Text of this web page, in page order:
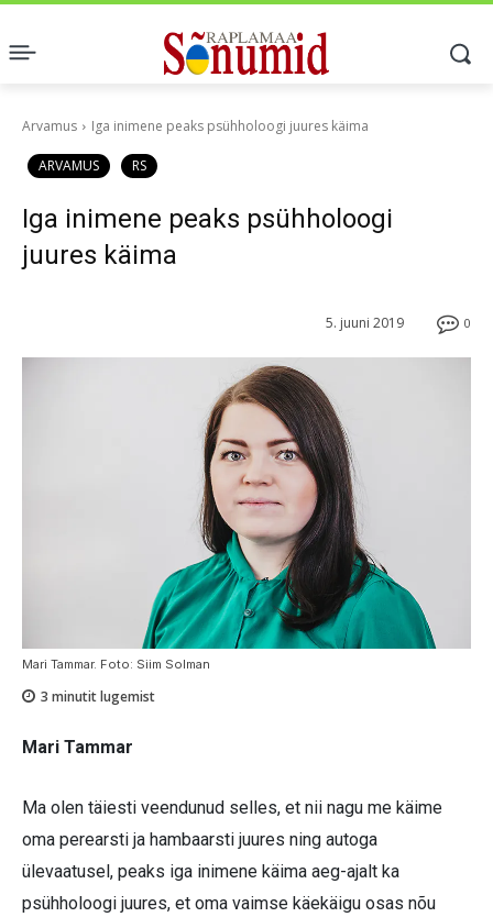
Arvamus Iga inimene peaks psühholoogi juures käima
ARVAMUS RS
Iga inimene peaks psühholoogi
juures käima
0
5. juuni 2019
Mari Tammar. Foto: Siim Solman
3 minutit lugemist
Mari Tammar
Ma olen täiesti veendunud selles, et nii nagu me käime
oma perearsti ja hambaarsti juures ning autoga
ülevaatusel, peaks iga inimene käima aeg-ajalt ka
psühholoogi juures, et oma vaimse käekäigu osas nõu